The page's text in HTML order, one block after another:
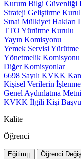
Kurum Bilgi Güvenliği
Strateji Geliştirme
Sınai Mülkiyet Hakları
TTO Yürütme Kurulu
Yayın Komisyonu
Yemek Servisi
Yönetmelik Komisyonu
Diğer Komisyonlar
6698 Sayılı KVKK
Kişisel Verilerin
Genel Aydınlatma Metni
KVKK İlgili Kişi
Kalite
Öğrenci
Eğitim Öğrenci